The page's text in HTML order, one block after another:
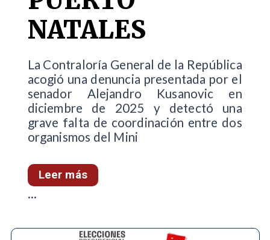
NATALES
La Contraloría General de la República
acogió una denuncia presentada por el
senador Alejandro Kusanovic en
diciembre de 2025 y detectó una
grave falta de coordinación entre dos
organismos del Mini
Leer más
...